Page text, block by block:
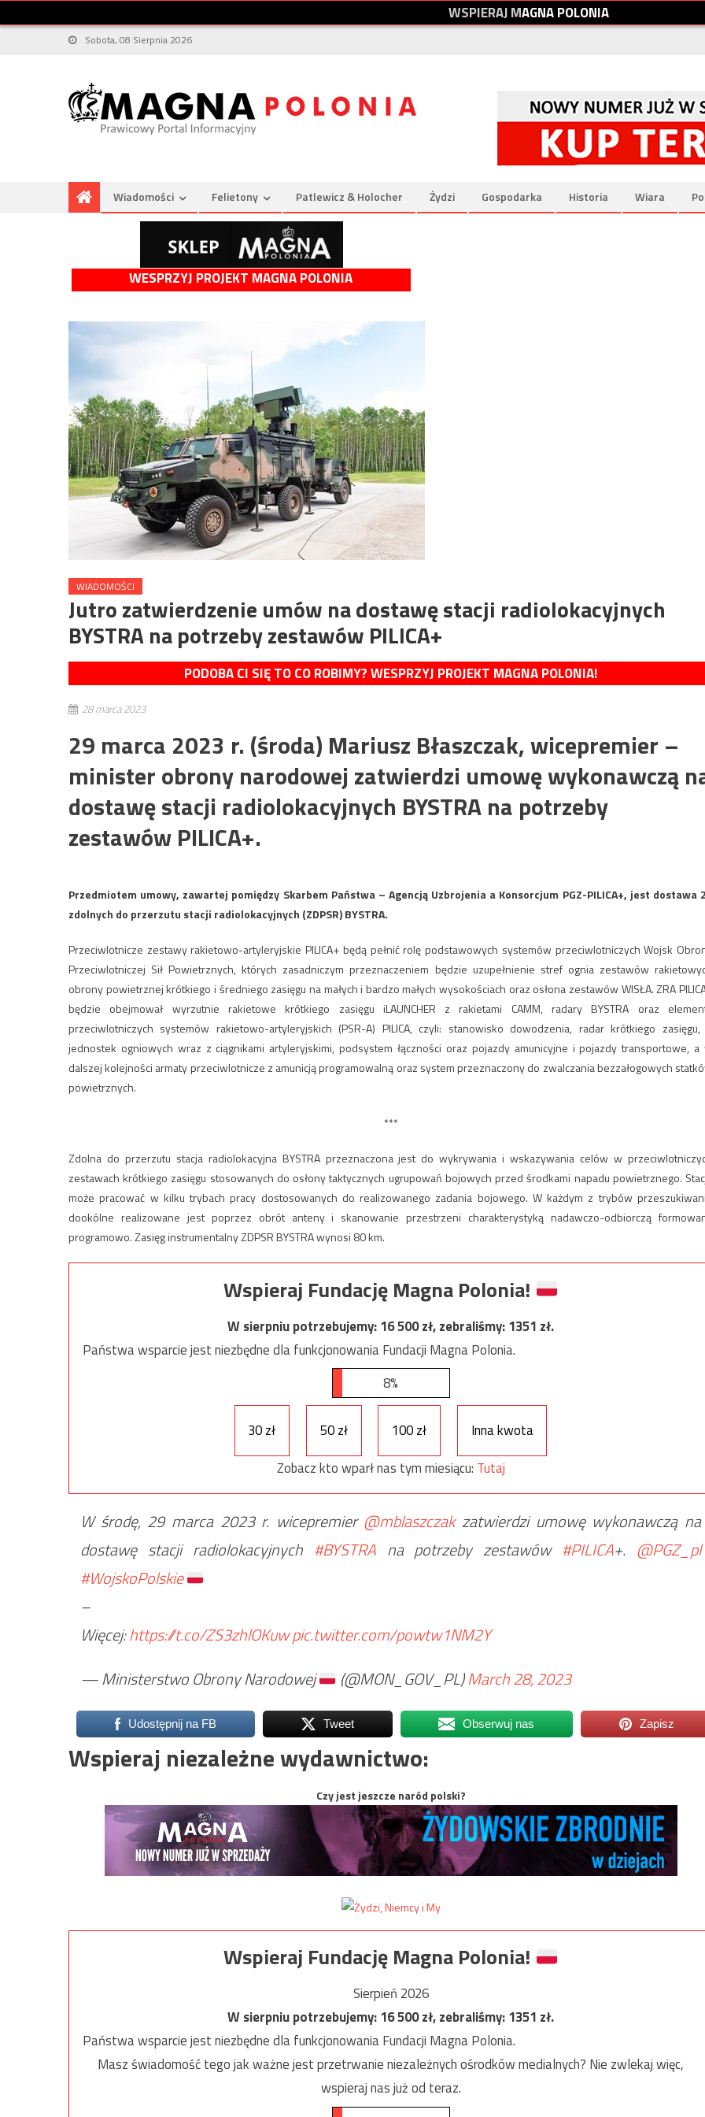
WSPIERAJMAGNAPOLONIA
Sobota, 08 Sierpnia 2026
Wiadomości Felietony Patlewicz & Holocher Żydzi Gospodarka Historia Wiara
WESPRZYJ PROJEKT MAGNA POLONIA
WIADOMOŚCI
Jutro zatwierdzenie umów na dostawę stacji radiolokacyjnych
BYSTRA na potrzeby zestawów PILICA+
PODOBA CI SIĘ TO CO ROBIMY? WESPRZYJ PROJEKT MAGNA POLONIA!
28 marca 2023
29 marca 2023 r. (środa) Mariusz Błaszczak, wicepremier –
minister obrony narodowej zatwierdzi umowę wykonawczą
dostawę stacji radiolokacyjnych BYSTRA na potrzeby
zestawów PILICA+.
Przedmiotem umowy, zawartej pomiędzy Skarbem Państwa – Agencją Uzbrojenia a Konsorcjum PGZ-PILICA+, jest dostawa
zdolnych do przerzutu stacji radiolokacyjnych (ZDPSR) BYSTRA.
Przeciwlotnicze zestawy rakietowo-artyleryjskie PILICA+ będą pełnić rolę podstawowych systemów przeciwlotniczych Wojsk
Przeciwlotniczej Sił Powietrznych, których zasadniczym przeznaczeniem będzie uzupełnienie stref ognia zestawów
obrony powietrznej krótkiego i średniego zasięgu na małych i bardzo małych wysokościach oraz osłona zestawów WISŁA. ZRA
będzie obejmował wyrzutnie rakietowe krótkiego zasięgu iLAUNCHER z rakietami CAMM, radary BYSTRA oraz
przeciwlotniczych systemów rakietowo-artyleryjskich (PSR-A) PILICA, czyli: stanowisko dowodzenia, radar krótkiego
jednostek ogniowych wraz z ciągnikami artyleryjskimi, podsystem łączności oraz pojazdy amunicyjne i pojazdy transportowe, a
dalszej kolejności armaty przeciwlotnicze z amunicją programowalną oraz system przeznaczony do zwalczania bezzałogowych
powietrznych.
***
Zdolna do przerzutu stacja radiolokacyjna BYSTRA przeznaczona jest do wykrywania i wskazywania celów w
zestawach krótkiego zasięgu stosowanych do osłony taktycznych ugrupowań bojowych przed środkami napadu powietrznego.
może pracować w kilku trybach pracy dostosowanych do realizowanego zadania bojowego. W każdym z trybów
dookólne realizowane jest poprzez obrót anteny i skanowanie przestrzeni charakterystyką nadawczo-odbiorczą
programowo. Zasięg instrumentalny ZDPSR BYSTRA wynosi 80 km.
Wspieraj Fundację Magna Polonia!
W sierpniu potrzebujemy:16 500zł, zebraliśmy:1351 zł.
Państwa wsparcie jest niezbędne dla funkcjonowania Fundacji Magna Polonia.
8%
30 zł 50 zł 100 zł
Inna kwota
Zobacz kto wparł nas tym miesiącu: Tutaj
W środę, 29 marca 2023 r. wicepremier @mblaszczakzatwierdzi umowę wykonawczą na
dostawę stacji radiolokacyjnych #BYSTRAna potrzeby zestawów #PILICA+. @PGZ_pl
#WojskoPolskie
–
Więcej:https://t.co/ZS3zhlOKuwpic.twitter.com/powtw1NM2Y
— Ministerstwo Obrony Narodowej
(@MON_GOV_PL)March 28, 2023
Udostępnij na FB Tweet Obserwuj nas Zapisz
Wspieraj niezależne wydawnictwo:
Czy jest jeszcze naród polski?
Wspieraj Fundację Magna Polonia!
Sierpień 2026
W sierpniu potrzebujemy:16 500zł, zebraliśmy:1351 zł.
Państwa wsparcie jest niezbędne dla funkcjonowania Fundacji Magna Polonia.
Masz świadomość tego jak ważne jest przetrwanie niezależnych ośrodków medialnych? Nie zwlekaj więc,
wspieraj nas już od teraz.